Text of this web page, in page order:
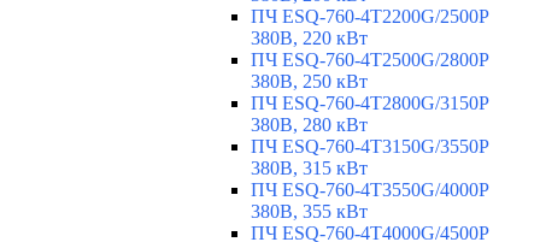
ПЧ ESQ-760-4T2200G/2500P
380В, 220 кВт
ПЧ ESQ-760-4T2500G/2800P
380В, 250 кВт
ПЧ ESQ-760-4T2800G/3150P
380В, 280 кВт
ПЧ ESQ-760-4T3150G/3550P
380В, 315 кВт
ПЧ ESQ-760-4T3550G/4000P
380В, 355 кВт
ПЧ ESQ-760-4T4000G/4500P